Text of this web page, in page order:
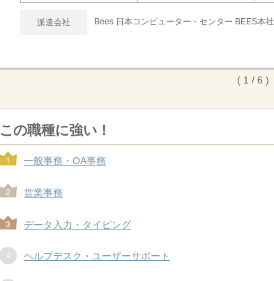
派遣会社 Bees 日本コンピューター・センター BEES本社
( 1 / 6 )
この職種に強い！
一般事務・OA事務
営業事務
データ入力・タイピング
ヘルプデスク・ユーザーサポート